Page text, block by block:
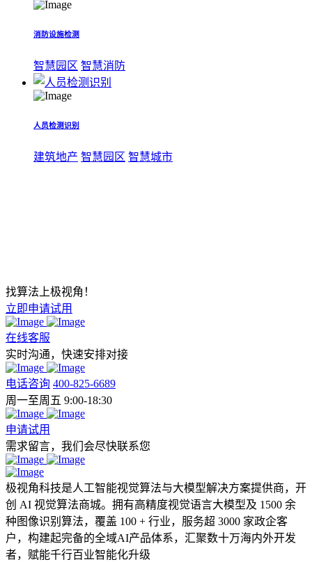
消防设施检测
智慧园区 智慧消防
人员检测识别
建筑地产 智慧园区 智慧城市
找算法上极视角！
立即申请试用
在线客服
实时沟通，快速安排对接
电话咨询 400-825-6689
周一至周五 9:00-18:30
申请试用
需求留言，我们会尽快联系您
极视角科技是人工智能视觉算法与大模型解决方案提供商，开
创 AI 视觉算法商城。拥有高精度视觉语言大模型及 1500 余
种图像识别算法，覆盖 100 + 行业，服务超 3000 家政企客
户，构建起完备的全域AI产品体系，汇聚数十万海内外开发
者，赋能千行百业智能化升级